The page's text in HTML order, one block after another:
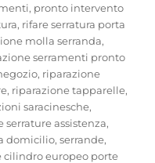
, pronto intervento
, rifare serratura porta
molla serranda,
serramenti pronto
, riparazione
, riparazione tapparelle,
saracinesche,
serrature assistenza,
domicilio,serrande,
cilindro europeo porte